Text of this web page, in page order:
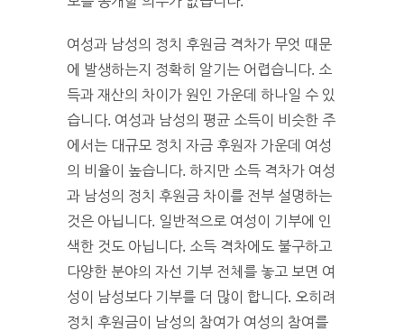
여성과 남성의 정치 후원금 격차가 무엇 때문
에 발생하는지 정확히 알기는 어렵습니다. 소
득과 재산의 차이가 원인 가운데 하나일 수 있
습니다. 여성과 남성의 평균 소득이 비슷한 주
에서는 대규모 정치 자금 후원자 가운데 여성
의 비율이 높습니다. 하지만 소득 격차가 여성
과 남성의 정치 후원금 차이를 전부 설명하는
것은 아닙니다. 일반적으로 여성이 기부에 인
색한 것도 아닙니다. 소득 격차에도 불구하고
다양한 분야의 자선 기부 전체를 놓고 보면 여
성이 남성보다 기부를 더 많이 합니다. 오히려
정치 후원금이 남성의 참여가 여성의 참여를